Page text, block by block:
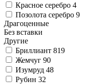
Красное серебро 4
Позолота серебро 9
Драгоценные
Без вставки
Другие
Бриллиант 819
Жемчуг 90
Изумруд 48
Рубин 32